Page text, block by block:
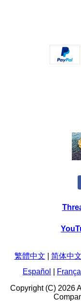
繁體中文 简体中文
Español
Copyright (C) 2026 Amity Pearl Trading Co / Amilee Pearl